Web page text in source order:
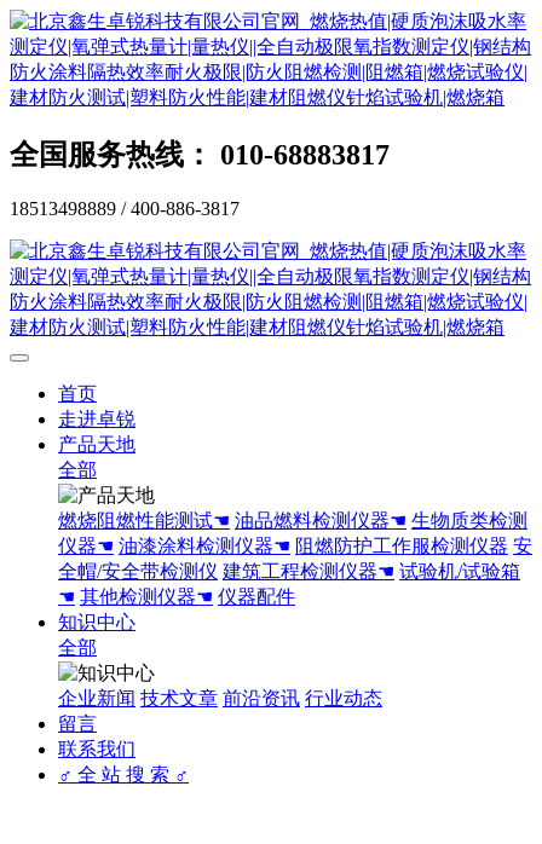
全国服务热线： 010-68883817
18513498889 / 400-886-3817
首页
走进卓锐
产品天地
全部
燃烧阻燃性能测试☚ 油品燃料检测仪器☚ 生物质类检测
仪器☚ 油漆涂料检测仪器☚ 阻燃防护工作服检测仪器 安
全帽/安全带检测仪 建筑工程检测仪器☚ 试验机/试验箱
☚ 其他检测仪器☚ 仪器配件
知识中心
全部
企业新闻 技术文章 前沿资讯 行业动态
留言
联系我们
♂ 全 站 搜 索 ♂